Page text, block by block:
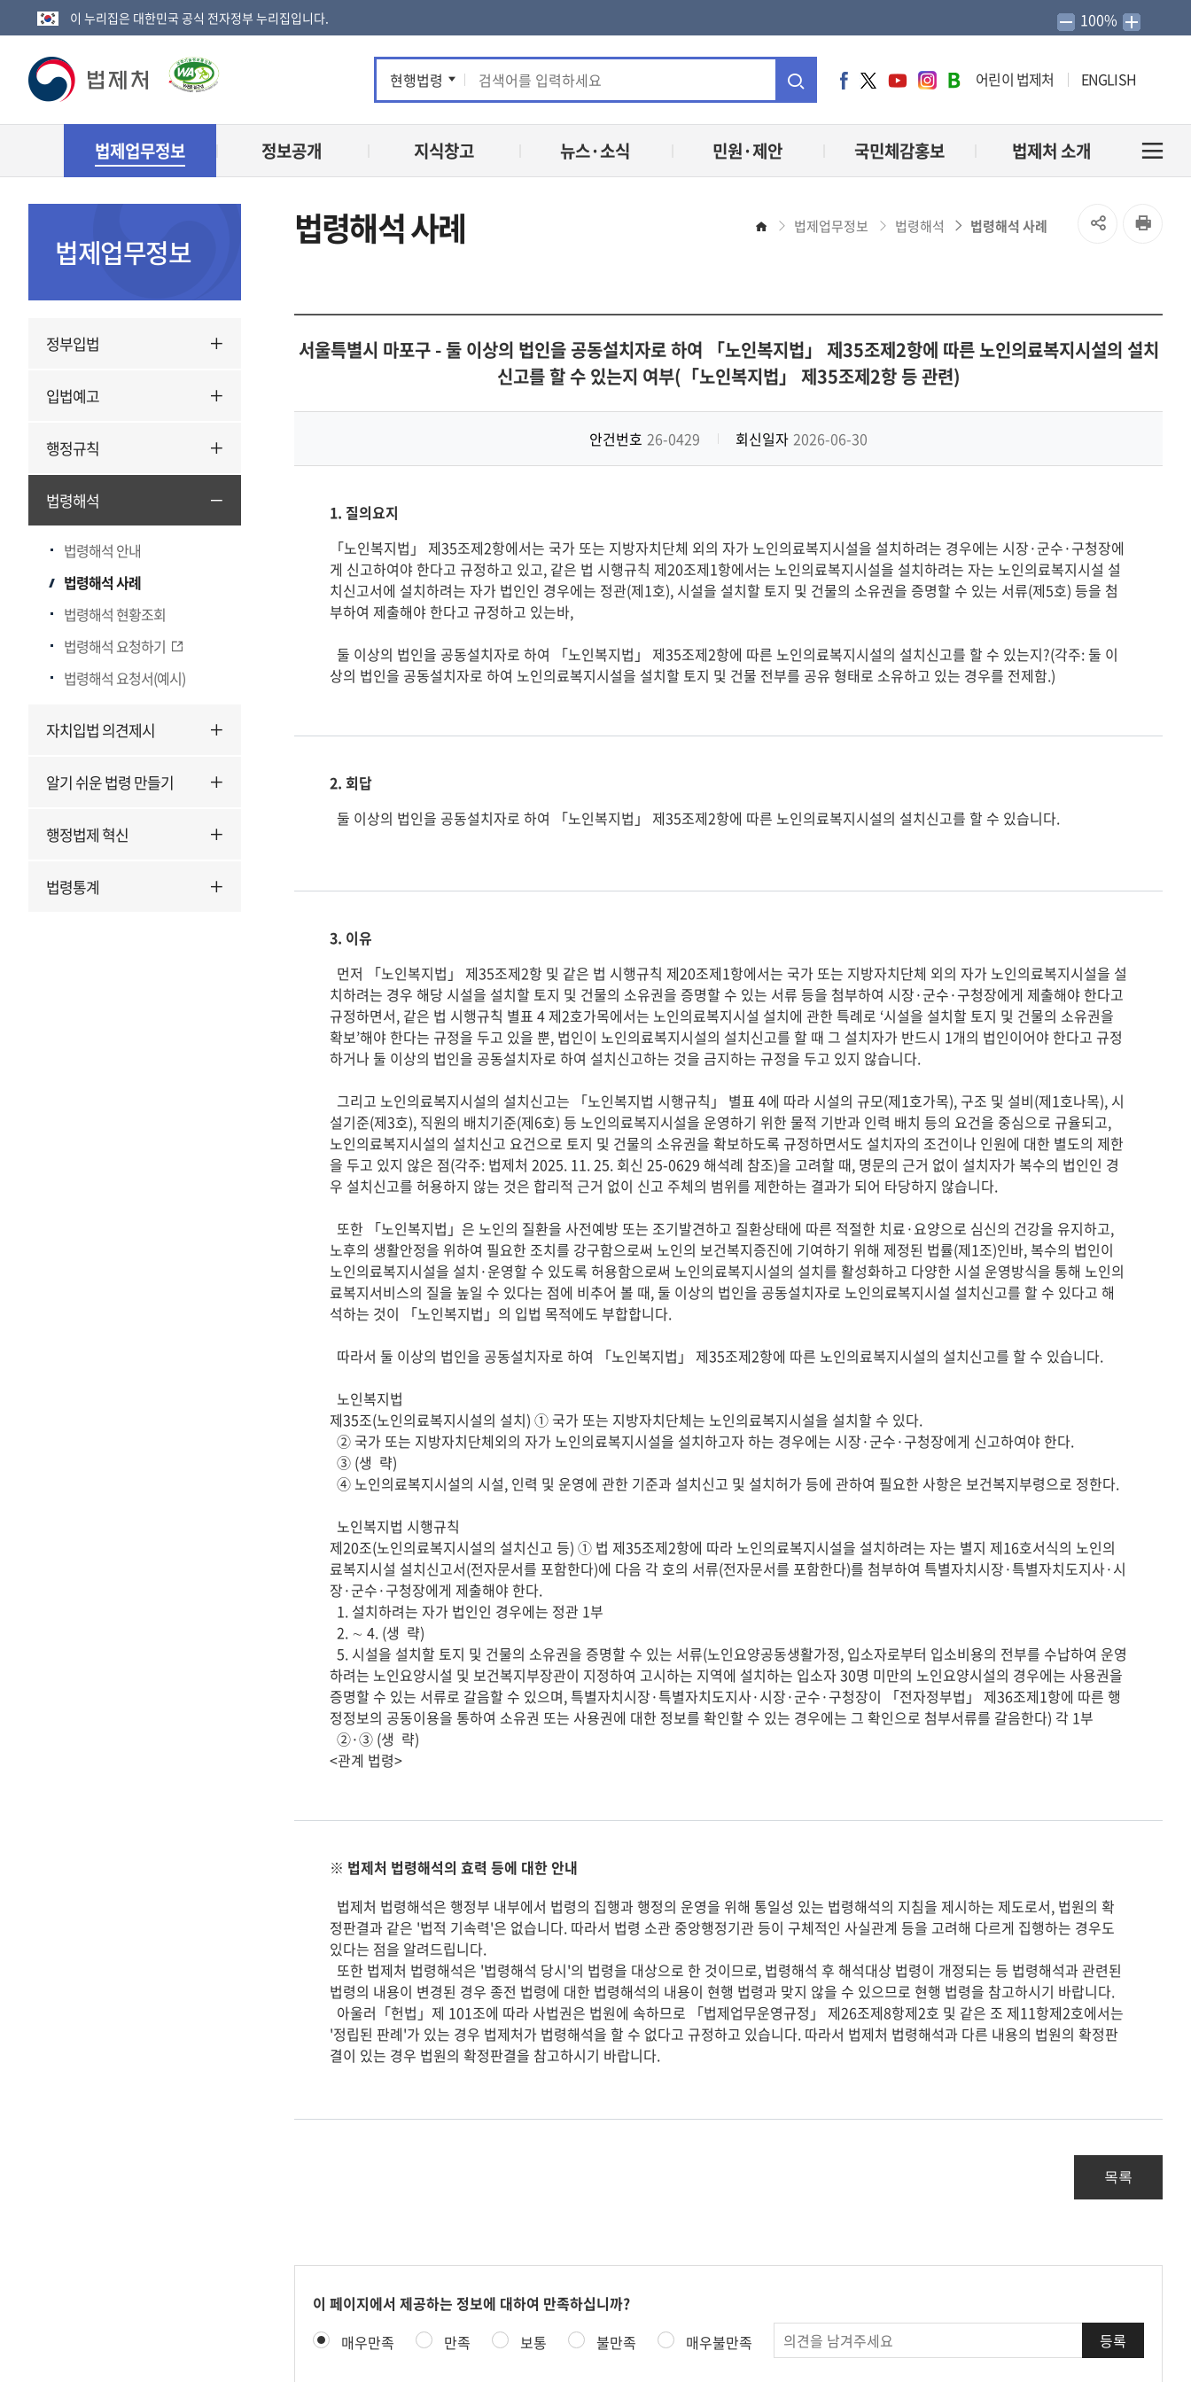
이 누리집은 대한민국 공식 전자정부 누리집입니다. 100%
법
제
로
통
합
검
현행법령
통
색
페
스
북
트
터
유
브
타
그
버
어린이 법제처 ENGLISH
법제업무정보 정보공개 지식창고 뉴스·소식 민원·제안 국민체감홍보 법제처 소개
법제업무정보
정부입법
입법예고
행정규칙
법령해석
법령해석 안내
법령해석 사례
법령해석 현황조회
법령해석 요청하기
법령해석 요청서(예시)
자치입법 의견제시
알기 쉬운 법령 만들기
행정법제 혁신
법령통계
법령해석 사례 홈 법제업무정보 법령해석 법령해석 사례
SNS
열
인
서울특별시 마포구 - 둘 이상의 법인을 공동설치자로 하여 「노인복지법」 제35조제2항에 따른 노인의료복지시설의 설치
신고를 할 수 있는지 여부(「노인복지법」 제35조제2항 등 관련)
안건번호 26-0429 회신일자 2026-06-30
1. 질의요지
「노인복지법」 제35조제2항에서는 국가 또는 지방자치단체 외의 자가 노인의료복지시설을 설치하려는 경우에는 시장·군수·구청장에
게 신고하여야 한다고 규정하고 있고, 같은 법 시행규칙 제20조제1항에서는 노인의료복지시설을 설치하려는 자는 노인의료복지시설 설
치신고서에 설치하려는 자가 법인인 경우에는 정관(제1호), 시설을 설치할 토지 및 건물의 소유권을 증명할 수 있는 서류(제5호) 등을 첨
부하여 제출해야 한다고 규정하고 있는바,
상의 법인을 공동설치자로 하여 노인의료복지시설을 설치할 토지 및 건물 전부를 공유 형태로 소유하고 있는 경우를 전제함.)
2. 회답
3. 이유
치하려는 경우 해당 시설을 설치할 토지 및 건물의 소유권을 증명할 수 있는 서류 등을 첨부하여 시장·군수·구청장에게 제출해야 한다고
규정하면서, 같은 법 시행규칙 별표 4 제2호가목에서는 노인의료복지시설 설치에 관한 특례로 ‘시설을 설치할 토지 및 건물의 소유권을
확보’해야 한다는 규정을 두고 있을 뿐, 법인이 노인의료복지시설의 설치신고를 할 때 그 설치자가 반드시 1개의 법인이어야 한다고 규정
하거나 둘 이상의 법인을 공동설치자로 하여 설치신고하는 것을 금지하는 규정을 두고 있지 않습니다.
설기준(제3호), 직원의 배치기준(제6호) 등 노인의료복지시설을 운영하기 위한 물적 기반과 인력 배치 등의 요건을 중심으로 규율되고,
노인의료복지시설의 설치신고 요건으로 토지 및 건물의 소유권을 확보하도록 규정하면서도 설치자의 조건이나 인원에 대한 별도의 제한
을 두고 있지 않은 점(각주: 법제처 2025. 11. 25. 회신 25-0629 해석례 참조)을 고려할 때, 명문의 근거 없이 설치자가 복수의 법인인 경
우 설치신고를 허용하지 않는 것은 합리적 근거 없이 신고 주체의 범위를 제한하는 결과가 되어 타당하지 않습니다.
노후의 생활안정을 위하여 필요한 조치를 강구함으로써 노인의 보건복지증진에 기여하기 위해 제정된 법률(제1조)인바, 복수의 법인이
노인의료복지시설을 설치·운영할 수 있도록 허용함으로써 노인의료복지시설의 설치를 활성화하고 다양한 시설 운영방식을 통해 노인의
료복지서비스의 질을 높일 수 있다는 점에 비추어 볼 때, 둘 이상의 법인을 공동설치자로 노인의료복지시설 설치신고를 할 수 있다고 해
석하는 것이 「노인복지법」의 입법 목적에도 부합합니다.
제35조(노인의료복지시설의 설치) ① 국가 또는 지방자치단체는 노인의료복지시설을 설치할 수 있다.
제20조(노인의료복지시설의 설치신고 등) ① 법 제35조제2항에 따라 노인의료복지시설을 설치하려는 자는 별지 제16호서식의 노인의
료복지시설 설치신고서(전자문서를 포함한다)에 다음 각 호의 서류(전자문서를 포함한다)를 첨부하여 특별자치시장·특별자치도지사·시
장·군수·구청장에게 제출해야 한다.
하려는 노인요양시설 및 보건복지부장관이 지정하여 고시하는 지역에 설치하는 입소자 30명 미만의 노인요양시설의 경우에는 사용권을
증명할 수 있는 서류로 갈음할 수 있으며, 특별자치시장·특별자치도지사·시장·군수·구청장이 「전자정부법」 제36조제1항에 따른 행
정정보의 공동이용을 통하여 소유권 또는 사용권에 대한 정보를 확인할 수 있는 경우에는 그 확인으로 첨부서류를 갈음한다) 각 1부
<관계 법령>
※ 법제처 법령해석의 효력 등에 대한 안내
법제처 법령해석은 행정부 내부에서 법령의 집행과 행정의 운영을 위해 통일성 있는 법령해석의 지침을 제시하는 제도로서, 법원의 확
정판결과 같은 '법적 기속력'은 없습니다. 따라서 법령 소관 중앙행정기관 등이 구체적인 사실관계 등을 고려해 다르게 집행하는 경우도
있다는 점을 알려드립니다.
또한 법제처 법령해석은 '법령해석 당시'의 법령을 대상으로 한 것이므로, 법령해석 후 해석대상 법령이 개정되는 등 법령해석과 관련된
법령의 내용이 변경된 경우 종전 법령에 대한 법령해석의 내용이 현행 법령과 맞지 않을 수 있으므로 현행 법령을 참고하시기 바랍니다.
아울러「헌법」제 101조에 따라 사법권은 법원에 속하므로 「법제업무운영규정」 제26조제8항제2호 및 같은 조 제11항제2호에서는
'정립된 판례'가 있는 경우 법제처가 법령해석을 할 수 없다고 규정하고 있습니다. 따라서 법제처 법령해석과 다른 내용의 법원의 확정판
결이 있는 경우 법원의 확정판결을 참고하시기 바랍니다.
목록
콘
츠
이 페이지에서 제공하는 정보에 대하여 만족하십니까?
만
족
매우만족 만족 보통 불만족 매우불만족
의
견